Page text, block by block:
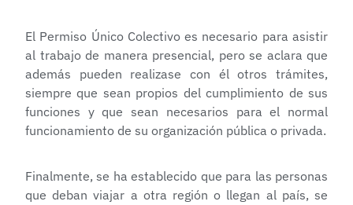
El Permiso Único Colectivo es necesario para asistir
al trabajo de manera presencial, pero se aclara que
además pueden realizase con él otros trámites,
siempre que sean propios del cumplimiento de sus
funciones y que sean necesarios para el normal
funcionamiento de su organización pública o privada.
Finalmente, se ha establecido que para las personas
que deban viajar a otra región o llegan al país, se